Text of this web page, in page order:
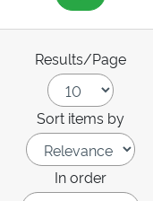
Results/Page
Sort items by
In order